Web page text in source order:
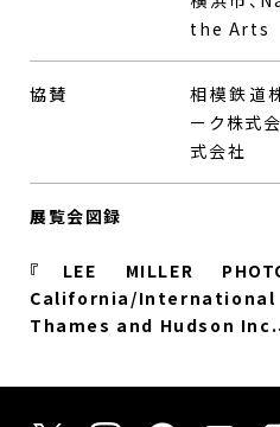
the Arts
協賛
相模鉄道
ーク株式
式会社
展覧会図録
『LEE MILLER
California/
Thames and Hudson Inc.